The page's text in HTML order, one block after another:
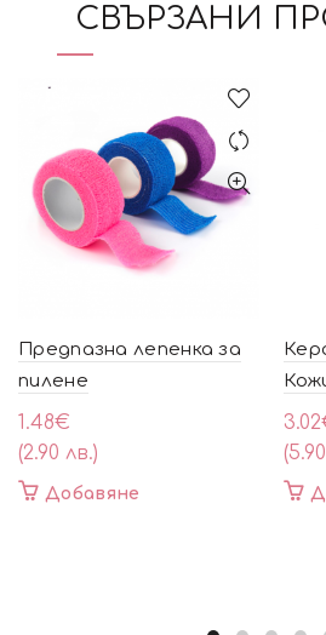
СВЪРЗАНИ
Предпазна лепенка за
пилене
1.48€
(2.90 лв.)
Добавяне
3.02